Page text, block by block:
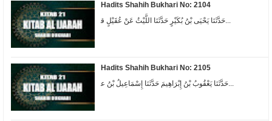
Hadits Shahih Bukhari No: 2104
ﺣَﺪَّﺛَﻨَﺎ ﻳَﺤْﻴَﻰ ﺑْﻦُ ﺑُﻜَﻴْﺮٍ ﺣَﺪَّﺛَﻨَﺎ ﺍﻟﻠَّﻴْﺚُ ﻋَﻦْ ﻋُﻘَﻴْﻞٍ ﻗ...
Hadits Shahih Bukhari No: 2105
ﺣَﺪَّﺛَﻨَﺎ ﻳَﻌْﻘُﻮﺏُ ﺑْﻦُ ﺇِﺑْﺮَﺍﻫِﻴﻢَ ﺣَﺪَّﺛَﻨَﺎ ﺇِﺳْﻤَﺎﻋِﻴﻞُ ﺑْﻦُ ﻋ...